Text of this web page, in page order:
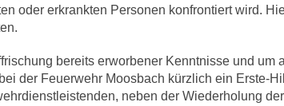
oder erkrankten Personen konfrontiert wird.
bereits erworbener Kenntnisse und
der Feuerwehr Moosbach kürzlich ein Erste-
neben der Wiederholung